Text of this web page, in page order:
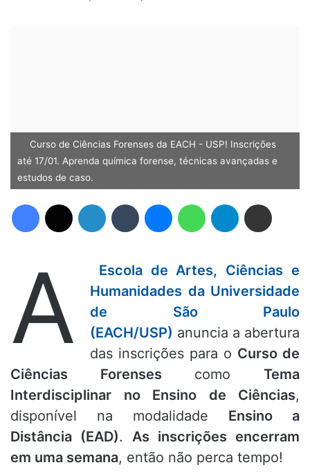
Curso de Ciências Forenses da EACH - USP! Inscrições
até 17/01. Aprenda química forense, técnicas avançadas e
estudos de caso.
A
Escola de Artes, Ciências e
Humanidades da Universidade
de São Paulo
(EACH/USP) anuncia a abertura
das inscrições para o Curso de
Ciências Forenses comoTema
Interdisciplinar no Ensino de Ciências,
disponível na modalidade Ensino a
Distância (EAD). As inscrições encerram
em uma semana, então não perca tempo!